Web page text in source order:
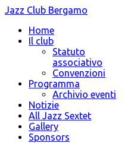
Jazz Club Bergamo
Home
Il club
Statuto
associativo
Convenzioni
Programma
Archivio eventi
Notizie
All Jazz Sextet
Gallery
Sponsors